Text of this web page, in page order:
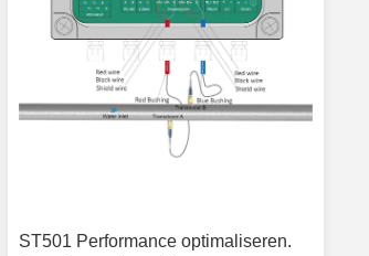
ST501 Performance optimaliseren.